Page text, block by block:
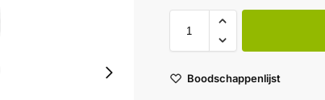
Boodschappenlijst